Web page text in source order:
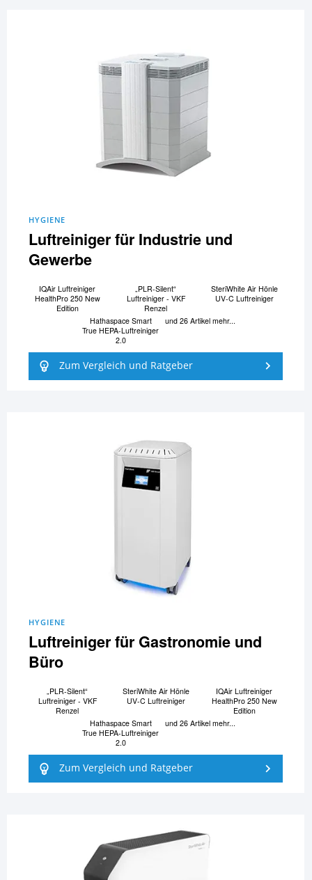
HYGIENE
Luftreiniger für Industrie und
Gewerbe
IQAir Luftreiniger
HealthPro 250 New
Edition
„PLR-Silent“
Luftreiniger - VKF
Renzel
SteriWhite Air Hönle
UV-C Luftreiniger
Hathaspace Smart
True HEPA-Luftreiniger
2.0
und 26 Artikel mehr...
Zum Vergleich und Ratgeber
HYGIENE
Luftreiniger für Gastronomie und
Büro
„PLR-Silent“
Luftreiniger - VKF
Renzel
SteriWhite Air Hönle
UV-C Luftreiniger
IQAir Luftreiniger
HealthPro 250 New
Edition
Hathaspace Smart
True HEPA-Luftreiniger
2.0
und 26 Artikel mehr...
Zum Vergleich und Ratgeber